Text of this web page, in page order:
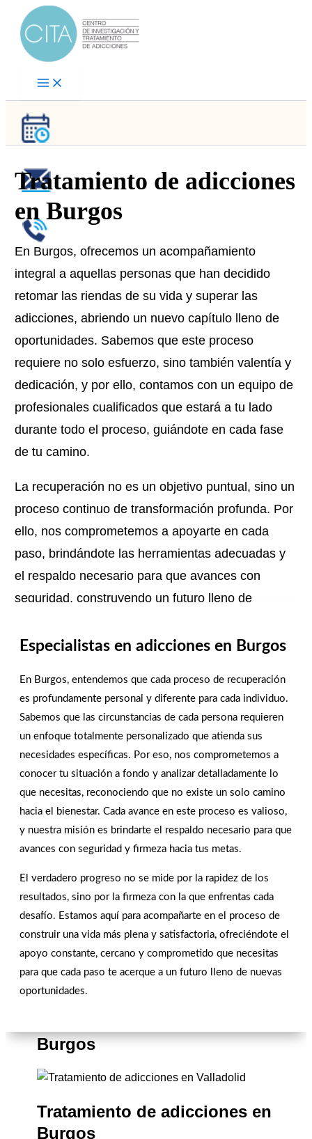
contenido
Tratamiento de adicciones
en Burgos
En Burgos, ofrecemos un acompañamiento
integral a aquellas personas que han decidido
retomar las riendas de su vida y superar las
adicciones, abriendo un nuevo capítulo lleno de
oportunidades. Sabemos que este proceso
requiere no solo esfuerzo, sino también valentía y
dedicación, y por ello, contamos con un equipo de
profesionales cualificados que estará a tu lado
durante todo el proceso, guiándote en cada fase
de tu camino.
La recuperación no es un objetivo puntual, sino un
proceso continuo de transformación profunda. Por
ello, nos comprometemos a apoyarte en cada
paso, brindándote las herramientas adecuadas y
el respaldo necesario para que avances con
seguridad, construyendo un futuro lleno de
¡estamos para ayudarte! ¡contáctanos hoy!
CONTACTAR
Especialistas en adicciones en Burgos
En Burgos, entendemos que cada proceso de recuperación
es profundamente personal y diferente para cada individuo.
Sabemos que las circunstancias de cada persona requieren
un enfoque totalmente personalizado que atienda sus
necesidades específicas. Por eso, nos comprometemos a
conocer tu situación a fondo y analizar detalladamente lo
que necesitas, reconociendo que no existe un solo camino
hacia el bienestar. Cada avance en este proceso es valioso,
y nuestra misión es brindarte el respaldo necesario para que
avances con seguridad y firmeza hacia tus metas.
El verdadero progreso no se mide por la rapidez de los
resultados, sino por la firmeza con la que enfrentas cada
desafío. Estamos aquí para acompañarte en el proceso de
construir una vida más plena y satisfactoria, ofreciéndote el
apoyo constante, cercano y comprometido que necesitas
para que cada paso te acerque a un futuro lleno de nuevas
oportunidades.
Burgos
Tratamiento de adicciones en
Burgos